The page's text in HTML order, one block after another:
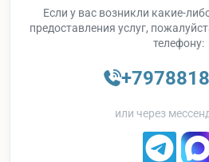
Если у вас возникли какие-
предоставления услуг,
телефону:
или через